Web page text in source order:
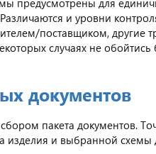
предусмотрены для
и уровни
поставщиком, другие
случаях не
документов
пакета документов.
изделия и выбранной схемы